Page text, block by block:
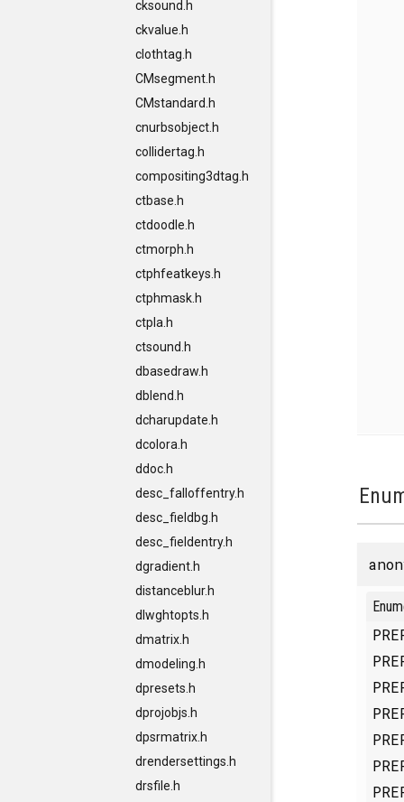
cksound.h
ckvalue.h
clothtag.h
CMsegment.h
CMstandard.h
cnurbsobject.h
collidertag.h
compositing3dtag.h
ctbase.h
ctdoodle.h
ctmorph.h
ctphfeatkeys.h
ctphmask.h
ctpla.h
ctsound.h
dbasedraw.h
dblend.h
dcharupdate.h
dcolora.h
ddoc.h
desc_falloffentry.h
desc_fieldbg.h
desc_fieldentry.h
dgradient.h
distanceblur.h
dlwghtopts.h
dmatrix.h
dmodeling.h
dpresets.h
dprojobjs.h
dpsrmatrix.h
drendersettings.h
drsfile.h